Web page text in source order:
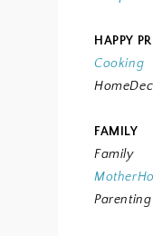
HAPPY
Cooking
FAMILY
Family
Parenting